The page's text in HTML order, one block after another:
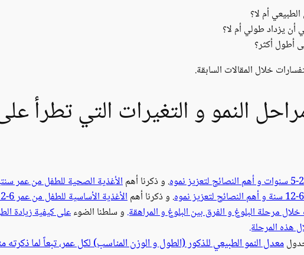
أم لا؟
يزداد طولي أم لا؟
أطول أكثر؟
خلال المقالات السابقة.
النمو و التغيرات التي تطرأ
. و ذكرنا أهمالأغذية الصحية للطفل من عمر
. و ذكرنا أهمالأغذية الأساسية للطفل من عمر 6-12 سنة
مرحلة البلوغ و الفرق بين البلوغ و المراهقة. و سلطنا الضوءعلى كيفية زيادة
هذه المرحلة.
معدل النمو الطبيعي للذكور (الطول و الوزن المناسب) لكل عمر، تبعاً لما ذكرته